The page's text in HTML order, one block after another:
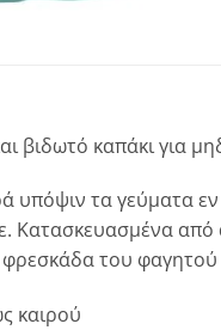
βιδωτό καπάκι για
τα γεύματα
Κατασκευασμένα
φρεσκάδα του
καιρού